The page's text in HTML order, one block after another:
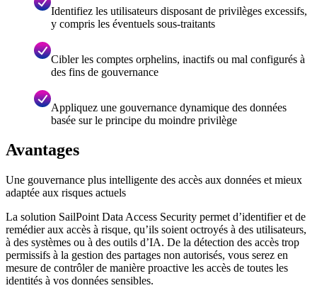
Identifiez les utilisateurs disposant de privilèges excessifs,
y compris les éventuels sous-traitants
Cibler les comptes orphelins, inactifs ou mal configurés à
des fins de gouvernance
Appliquez une gouvernance dynamique des données
basée sur le principe du moindre privilège
Avantages
Une gouvernance plus intelligente des accès aux données et mieux
adaptée aux risques actuels
La solution SailPoint Data Access Security permet d’identifier et de
remédier aux accès à risque, qu’ils soient octroyés à des utilisateurs,
à des systèmes ou à des outils d’IA. De la détection des accès trop
permissifs à la gestion des partages non autorisés, vous serez en
mesure de contrôler de manière proactive les accès de toutes les
identités à vos données sensibles.